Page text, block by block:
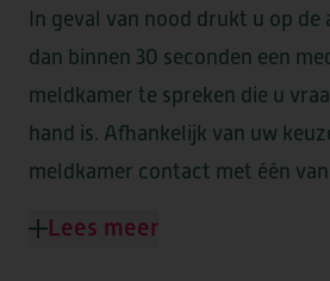
DE CAMEREN
In geval van nood drukt u op de
dan binnen 30 seconden een
meldkamer te spreken die u
hand is. Afhankelijk van uw
meldkamer contact met één
Lees meer